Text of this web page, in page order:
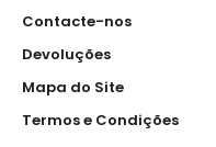
Touca em sarja de
Contacte-nos
Devoluções
Mapa do Site
Termos e Condições